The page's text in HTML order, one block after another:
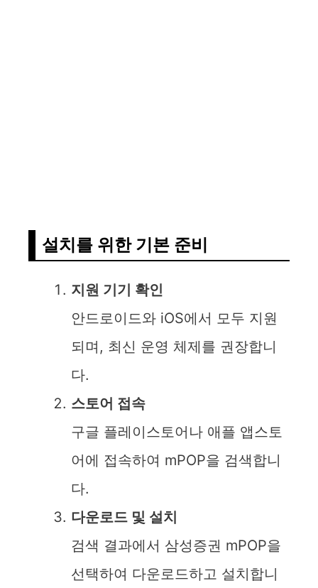
설치를 위한 기본 준비
지원 기기 확인
안드로이드와 iOS에서 모두 지원
되며, 최신 운영 체제를 권장합니
다.
스토어 접속
구글 플레이스토어나 애플 앱스토
어에 접속하여 mPOP을 검색합니
다.
다운로드 및 설치
검색 결과에서 삼성증권 mPOP을
선택하여 다운로드하고 설치합니